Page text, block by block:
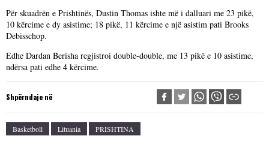
Për skuadrën e Prishtinës, Dustin Thomas ishte më i dalluari me 23 pikë,
10 kërcime e dy asistime; 18 pikë, 11 kërcime e një asistim pati Brooks
Debisschop.
Edhe Dardan Berisha regjistroi double-double, me 13 pikë e 10 asistime,
ndërsa pati edhe 4 kërcime.
Shpërndaje në
Basketboll Lituania PRISHTINA